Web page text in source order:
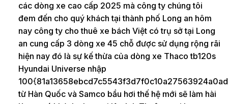
các dòng xe cao cấp 2025 mà công ty chúng tôi
đem đến cho quý khách tại thành phố Long an hôm
nay công ty cho thuê xe bách Việt có trụ sở tại Long
an cung cấp 3 dòng xe 45 chỗ được sử dụng rộng rãi
hiện nay đó là sự kế thừa của dòng xe Thaco tb120s
Hyundai Universe nhập
từ Hàn Quốc và Samco bầu hơi thế hệ mới sẽ làm hài